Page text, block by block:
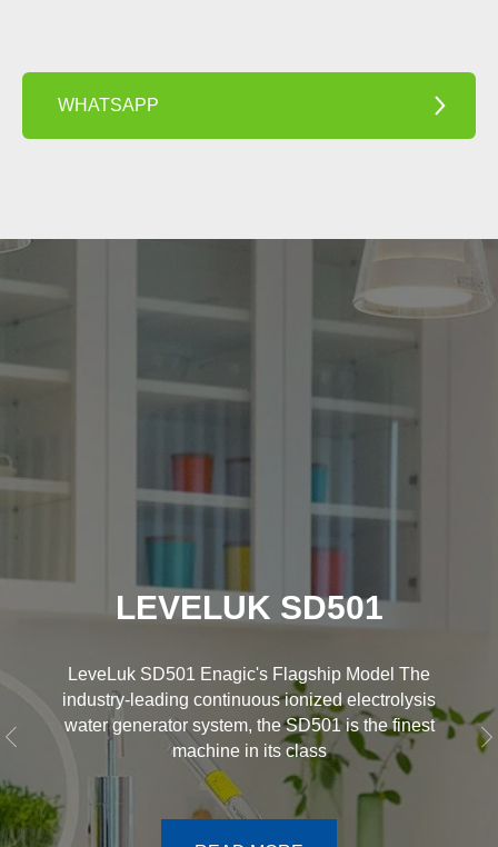
WHATSAPP
LEVELUK SD501
LeveLuk SD501 Enagic's Flagship Model The
industry-leading continuous ionized electrolysis
water generator system, the SD501 is the finest
machine in its class